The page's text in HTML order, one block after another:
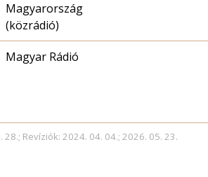
Magyarország
(közrádió)
Magyar Rádió
Revíziók: 2024. 04. 04.; 2026. 05. 23.